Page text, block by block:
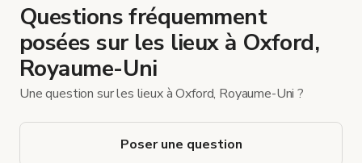
Questions fréquemment
posées sur les lieux à Oxford,
Royaume-Uni
Une question sur les lieux à Oxford, Royaume-Uni ?
Poser une question